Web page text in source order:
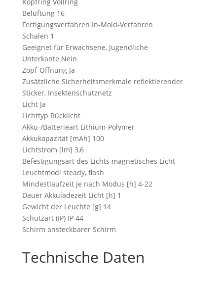
Belüftung 16
Fertigungsverfahren In-Mold-Verfahren
Schalen 1
Geeignet für Erwachsene, Jugendliche
Unterkante Nein
Zopf-Öffnung Ja
Zusätzliche Sicherheitsmerkmale reflektierender
Sticker, Insektenschutznetz
Licht Ja
Lichttyp Rücklicht
Akku-/Batterieart Lithium-Polymer
Akkukapazität [mAh] 100
Lichtstrom [lm] 3,6
Befestigungsart des Lichts magnetisches Licht
Leuchtmodi steady, flash
Mindestlaufzeit je nach Modus [h] 4-22
Dauer Akkuladezeit Licht [h] 1
Gewicht der Leuchte [g] 14
Schutzart (IP) IP 44
Schirm ansteckbarer Schirm
Technische Daten